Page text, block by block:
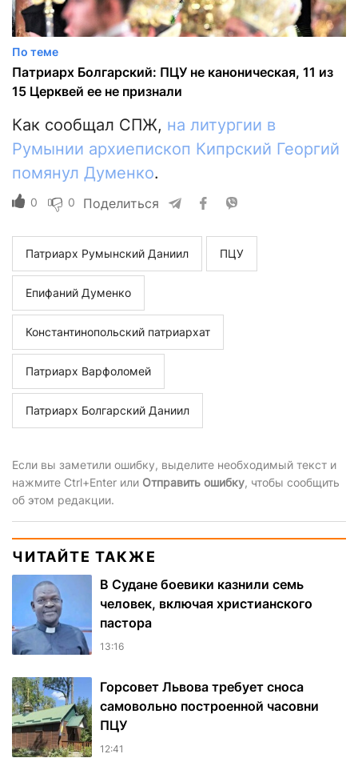
По теме
Патриарх Болгарский: ПЦУ не каноническая, 11 из
15 Церквей ее не признали
Как сообщал СПЖ, на литургии в
Румынии архиепископ Кипрский Георгий
помянул Думенко.
0 0 Поделиться
Патриарх Румынский Даниил ПЦУ
Епифаний Думенко
Константинопольский патриархат
Патриарх Варфоломей
Патриарх Болгарский Даниил
Если вы заметили ошибку, выделите необходимый текст и
нажмите Ctrl+Enter или Отправить ошибку, чтобы сообщить
об этом редакции.
ЧИТАЙТЕ ТАКЖЕ
В Судане боевики казнили семь
человек, включая христианского
пастора
13:16
Горсовет Львова требует сноса
самовольно построенной часовни
ПЦУ
12:41